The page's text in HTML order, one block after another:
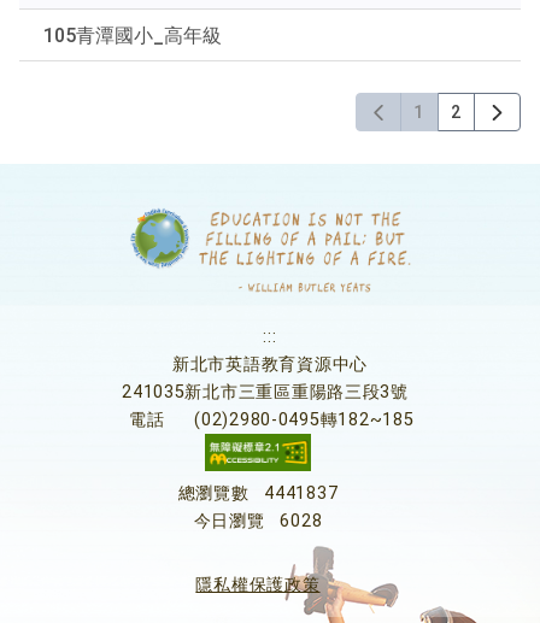
105青潭國小_高年級
1 2
:::
新北市英語教育資源中心
241035新北市三重區重陽路三段3號
電話
(02)2980-0495轉182~185
總瀏覽數
4441837
今日瀏覽
6028
隱私權保護政策